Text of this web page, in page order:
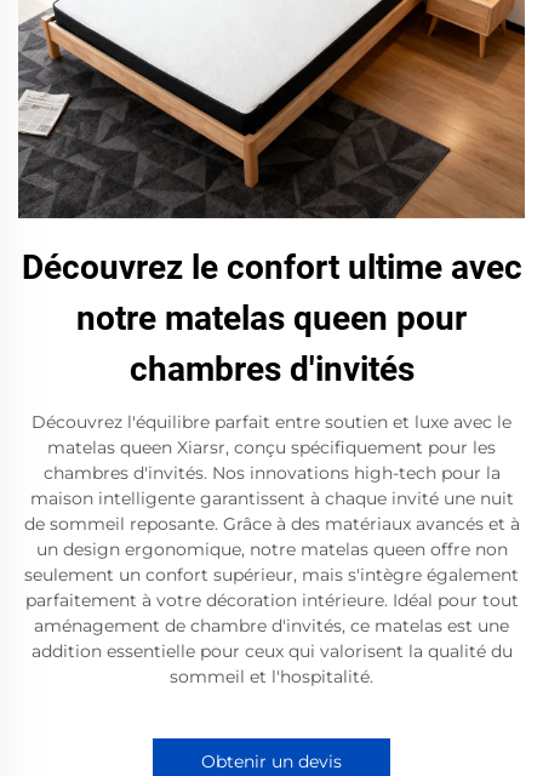
Découvrez le confort ultime avec
notre matelas queen pour
chambres d'invités
Découvrez l'équilibre parfait entre soutien et luxe avec le
matelas queen Xiarsr, conçu spécifiquement pour les
chambres d'invités. Nos innovations high-tech pour la
maison intelligente garantissent à chaque invité une nuit
de sommeil reposante. Grâce à des matériaux avancés et à
un design ergonomique, notre matelas queen offre non
seulement un confort supérieur, mais s'intègre également
parfaitement à votre décoration intérieure. Idéal pour tout
aménagement de chambre d'invités, ce matelas est une
addition essentielle pour ceux qui valorisent la qualité du
sommeil et l'hospitalité.
Obtenir un devis